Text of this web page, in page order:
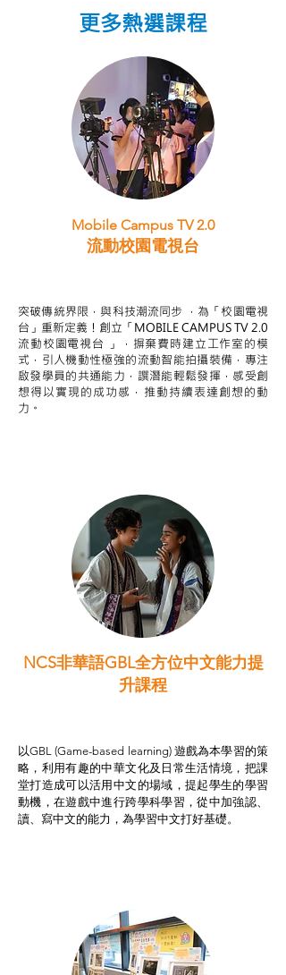
更多熱選課程
Mobile Campus TV 2.0
流動校園電視台
突破傳統界限，與科技潮流同步 ，為「校園電視
台」重新定義！創立「MOBILE CAMPUS TV 2.0
流動校園電視台 」，摒棄費時建立工作室的模
式，引人機動性極強的流動智能拍攝裝備，專注
啟發學員的共通能力，譔潛能輕鬆發揮，感受創
想得以實現的成功感，推動持續表達創想的動
力。
NCS非華語GBL全方位中文能力提
升課程
以GBL (Game-based learning) 遊戲為本學習的策
略，利用有趣的中華文化及日常生活情境，把課
堂打造成可以活用中文的場域，提起學生的學習
動機，在遊戲中進行跨學科學習，從中加強認、
讀、寫中文的能力，為學習中文打好基礎。